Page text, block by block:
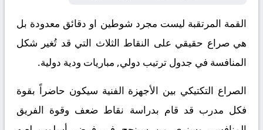
القمة المرتقبة ليست مجرد شوطين او دقائق معدودة بل
هي صراع حقيقي على النقاط الثلاث التي قد تُغير شكل
المنافسة في جدول ترتيب دولي, مباريات ودية دولية.
الصراع التكتيكي بين الأجهزة الفنية سيكون حاضراً بقوة
فكل مدرب قد قام بدراسة نقاط ضعف وقوة الفريق